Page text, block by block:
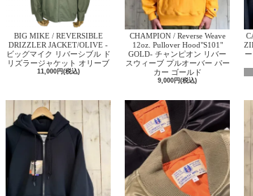
BIG MIKE / REVERSIBLE
DRIZZLER JACKET/OLIVE -
ビッグマイク リバーシブル ド
リズラージャケット オリーブ
11,000円(税込)
CHAMPION / Reverse Weave
12oz. Pullover Hood"S101"
GOLD- チャンピオン リバー
スウィーブ プルオーバー パー
カー ゴールド
9,000円(税込)